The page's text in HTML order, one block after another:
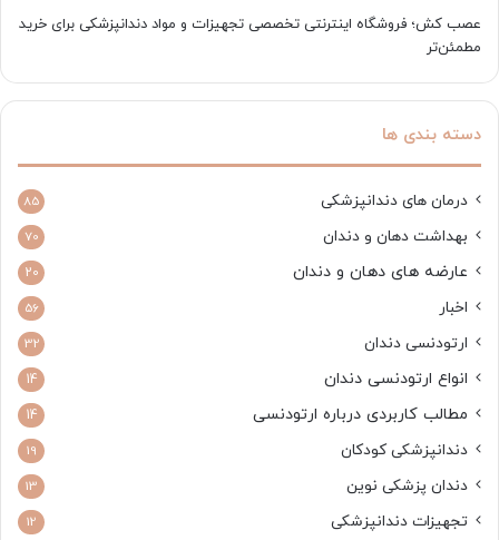
عصب کش؛ فروشگاه اینترنتی تخصصی تجهیزات و مواد دندانپزشکی برای خرید
مطمئن‌تر
دسته بندی ها
درمان های دندانپزشکی 85
بهداشت دهان و دندان 70
عارضه های دهان و دندان 20
اخبار 56
ارتودنسی دندان 32
انواع ارتودنسی دندان 14
مطالب کاربردی درباره ارتودنسی 14
دندانپزشکی کودکان 19
دندان پزشکی نوین 13
تجهیزات دندانپزشکی 12